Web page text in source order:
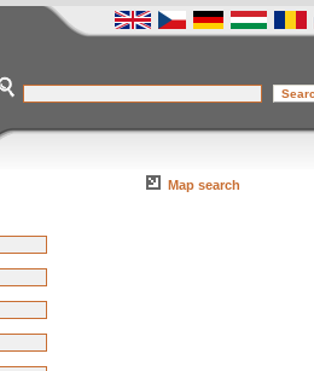
Map search